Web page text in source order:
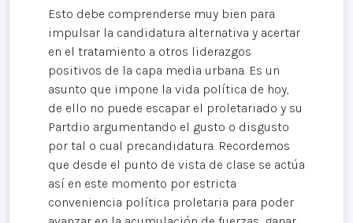
Esto debe comprenderse muy bien para
impulsar la candidatura alternativa y acertar
en el tratamiento a otros liderazgos
positivos de la capa media urbana. Es un
asunto que impone la vida política de hoy,
de ello no puede escapar el proletariado y su
Partdio argumentando el gusto o disgusto
por tal o cual precandidatura. Recordemos
que desde el punto de vista de clase se actúa
así en este momento por estricta
conveniencia política proletaria para poder